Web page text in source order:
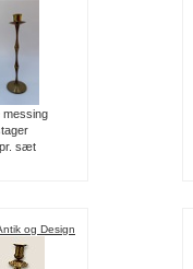
messing
sæt
og Design